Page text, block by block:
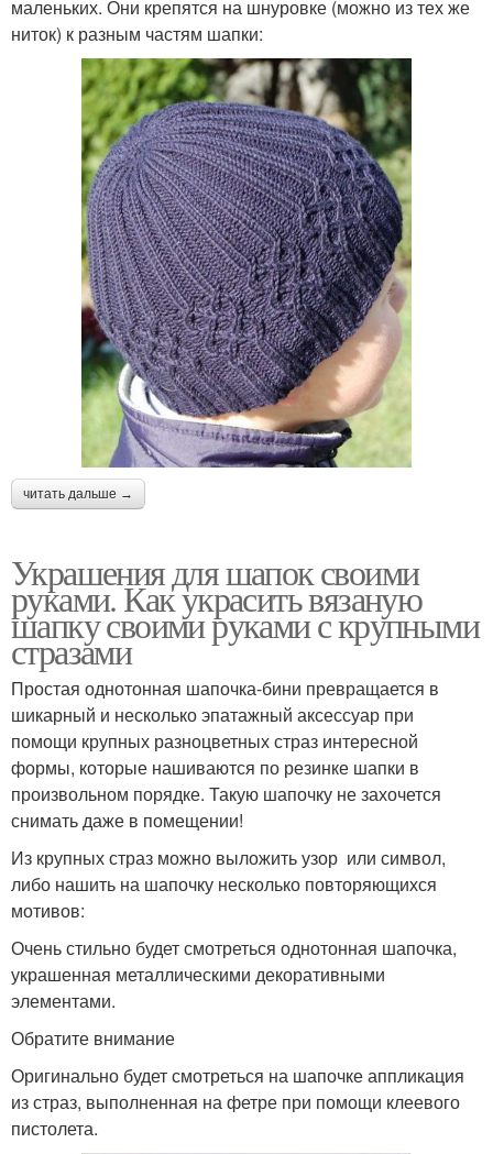
маленьких. Они крепятся на шнуровке (можно из тех же
ниток) к разным частям шапки:
читать дальше →
Украшения для шапок своими
руками. Как украсить вязаную
шапку своими руками с крупными
стразами
Простая однотонная шапочка-бини превращается в
шикарный и несколько эпатажный аксессуар при
помощи крупных разноцветных страз интересной
формы, которые нашиваются по резинке шапки в
произвольном порядке. Такую шапочку не захочется
снимать даже в помещении!
Из крупных страз можно выложить узор или символ,
либо нашить на шапочку несколько повторяющихся
мотивов:
Очень стильно будет смотреться однотонная шапочка,
украшенная металлическими декоративными
элементами.
Обратите внимание
Оригинально будет смотреться на шапочке аппликация
из страз, выполненная на фетре при помощи клеевого
пистолета.